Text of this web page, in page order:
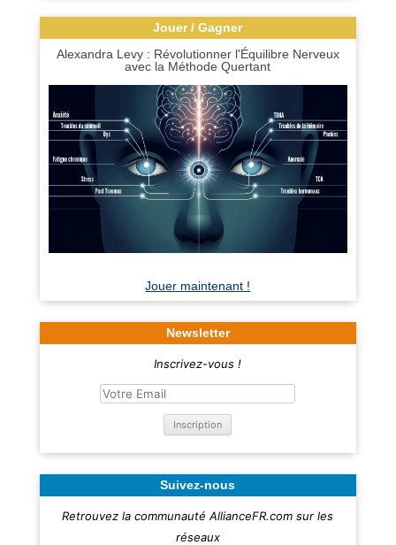
Jouer / Gagner
Alexandra Levy : Révolutionner l'Équilibre Nerveux
avec la Méthode Quertant
Jouer maintenant !
Newsletter
Inscrivez-vous !
Suivez-nous
Retrouvez la communauté AllianceFR.com sur les
réseaux